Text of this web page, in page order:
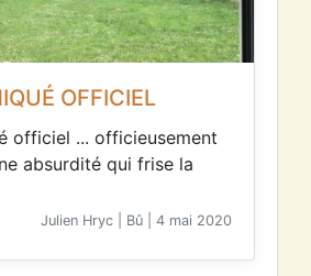
OFFICIEL
officiel ... officieusement
absurdité qui frise la
Julien Hryc | Bû | 4 mai 2020